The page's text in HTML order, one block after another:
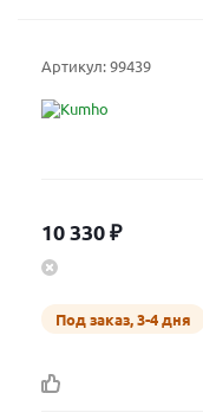
Артикул:99439
10 330₽
Под заказ, 3-4 дня